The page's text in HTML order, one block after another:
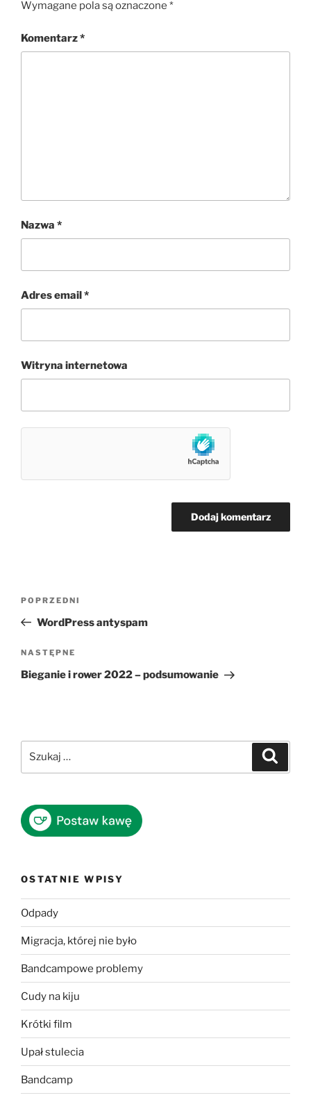
Wymagane pola są oznaczone *
Komentarz*
Nazwa *
Adres email*
Witryna internetowa
Poprzedni
wpis
POPRZEDNI
WordPress antyspam
Następny
wpis
NASTĘPNE
Bieganie i rower 2022 – podsumowanie
OSTATNIE WPISY
Odpady
Migracja, której nie było
Bandcampowe problemy
Cudy na kiju
Krótki film
Upał stulecia
Bandcamp